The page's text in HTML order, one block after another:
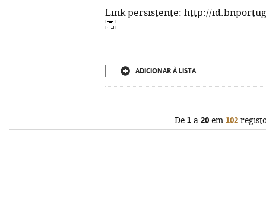
Link persistente: http://
ADICIONAR À LISTA
De 1 a 20 em 102